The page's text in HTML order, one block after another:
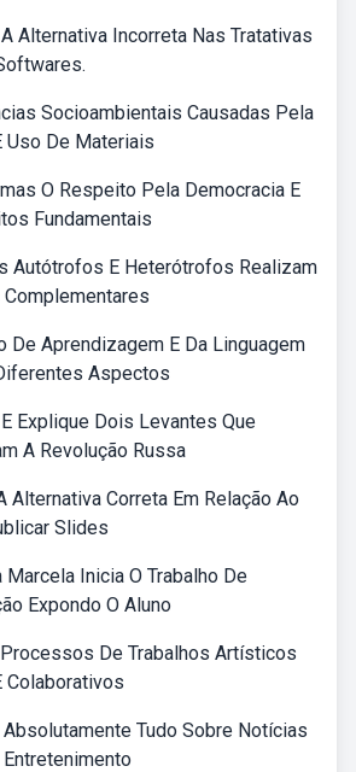
Alternativa Incorreta Nas Tratativas
Socioambientais Causadas Pela
Uso De Materiais
O Respeito Pela Democracia E
Fundamentais
Autótrofos E Heterótrofos Realizam
De Aprendizagem E Da Linguagem
Aspectos
Explique Dois Levantes Que
A Revolução Russa
Alternativa Correta Em Relação Ao
Slides
Inicia O Trabalho De
Expondo O Aluno
Processos De Trabalhos Artísticos
Colaborativos
Absolutamente Tudo Sobre Notícias